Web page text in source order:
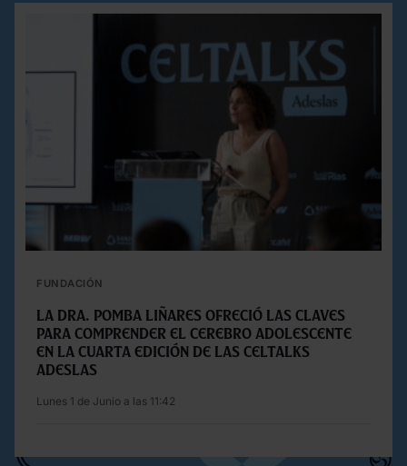
FUNDACIÓN
La Dra. Pomba Liñares ofreció las claves
para comprender el cerebro adolescente
en la cuarta edición de las Celtalks
Adeslas
Lunes 1 de Junio a las 11:42